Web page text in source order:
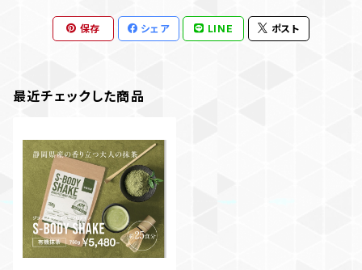
保存 シェア LINE ポスト
最近チェックした商品